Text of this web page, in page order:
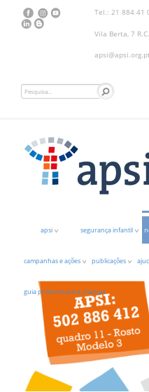
Tel.: 21 884
Vila Berta, 7
apsi@apsi.org.pt
apsi segurança infantil
campanhas e ações publicações
guia produtos para crianças